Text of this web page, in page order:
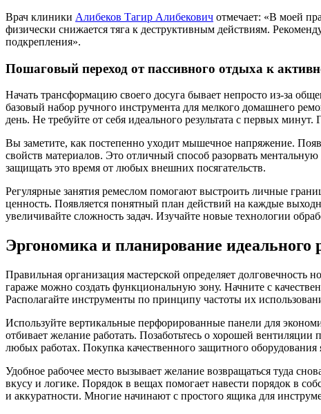
Врач клиники Алибеков Тагир Алибекович отмечает: «В моей
физически снижается тяга к деструктивным действиям.
подкрепления».
Пошаговый переход от пассивного отдыха к
Начать трансформацию своего досуга бывает непросто из-за
базовый набор ручного инструмента для мелкого домашнего
день. Не требуйте от себя идеального результата с первых
Вы заметите, как постепенно уходит мышечное напряжение.
свойств материалов. Это отличный способ разорвать
защищать это время от любых внешних посягательств.
Регулярные занятия ремеслом помогают выстроить личные
ценность. Появляется понятный план действий на каждые
увеличивайте сложность задач. Изучайте новые технологии
Эргономика и планирование идеального
Правильная организация мастерской определяет
гараже можно создать функциональную зону. Начните с
Располагайте инструменты по принципу частоты их
Используйте вертикальные перфорированные панели для
отбивает желание работать. Позаботьтесь о хорошей
любых работах. Покупка качественного защитного
Удобное рабочее место вызывает желание возвращаться туда
вкусу и логике. Порядок в вещах помогает навести порядок в
и аккуратности. Многие начинают с простого ящика для